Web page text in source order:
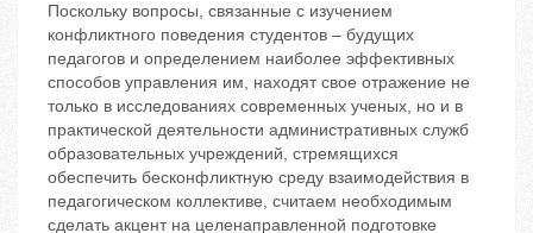
Поскольку вопросы, связанные с изучением
конфликтного поведения студентов – будущих
педагогов и определением наиболее эффективных
способов управления им, находят свое отражение не
только в исследованиях современных ученых, но и в
практической деятельности административных служб
образовательных учреждений, стремящихся
обеспечить бесконфликтную среду взаимодействия в
педагогическом коллективе, считаем необходимым
сделать акцент на целенаправленной подготовке